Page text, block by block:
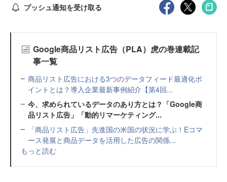
プッシュ通知を受け取る
Google商品リスト広告（PLA）虎の巻連載記
事一覧
商品リスト広告における3つのデータフィード最適化ポ
イントとは？導入企業最新事例紹介【第4回...
今、求められているデータのあり方とは？「Google商
品リスト広告」「動的リマーケティング...
「商品リスト広告」先進国の米国の状況に学ぶ！Eコマ
ース発展と商品データを活用した広告の関係...
もっと読む